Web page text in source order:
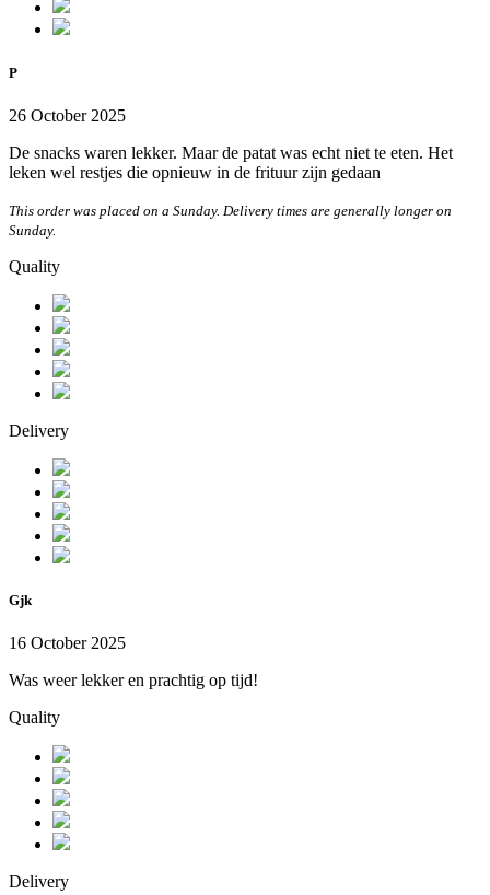
P
26 October 2025
De snacks waren lekker. Maar de patat was echt niet te eten. Het
leken wel restjes die opnieuw in de frituur zijn gedaan
This order was placed on a Sunday. Delivery times are generally longer on
Sunday.
Quality
Delivery
Gjk
16 October 2025
Was weer lekker en prachtig op tijd!
Quality
Delivery